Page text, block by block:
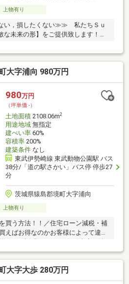
上物有り
い，損したくない≫≫ 私たちＳｕ
な未来の形】をご提供致します！
不動産のプロスタッフによる安心
信あり！ Ｇｏｏｇｌｅ評価をぜひ
辺物件の一括資料請求！窓口ひと
まとめ相談は【Sumika 0296-49-
楽しいおうち探しをＳｕｍｉｋａ
大字浦向 980万円
980万円
（坪単価:-）
土地面積2108.06m2
用途地域無指定
建ぺい率60%
容積率200%
建築条件なし
東武伊勢崎線 東武動物公園駅 バス
38分/「道の駅さかい」バス停 停歩27
分
茨城県猿島郡境町大字浦向
上物有り
買う方法！！／住宅ローン減税・補
えばお得なのかお客様によって違い
対応可能！◆スピード査定◆周囲に
のスタッフ在籍◆ローンや交渉に強
◆リフォーム相談可能◆インスペク
ン相談会随時開催中／他社様で住宅
大字大歩 280万円